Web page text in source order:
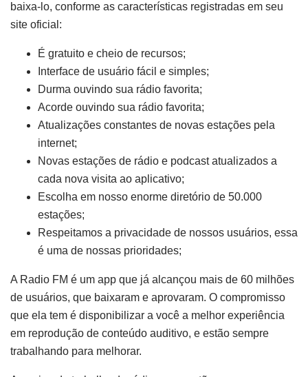
baixa-lo, conforme as características registradas em seu
site oficial:
É gratuito e cheio de recursos;
Interface de usuário fácil e simples;
Durma ouvindo sua rádio favorita;
Acorde ouvindo sua rádio favorita;
Atualizações constantes de novas estações pela
internet;
Novas estações de rádio e podcast atualizados a
cada nova visita ao aplicativo;
Escolha em nosso enorme diretório de 50.000
estações;
Respeitamos a privacidade de nossos usuários, essa
é uma de nossas prioridades;
A Radio FM é um app que já alcançou mais de 60 milhões
de usuários, que baixaram e aprovaram. O compromisso
que ela tem é disponibilizar a você a melhor experiência
em reprodução de conteúdo auditivo, e estão sempre
trabalhando para melhorar.